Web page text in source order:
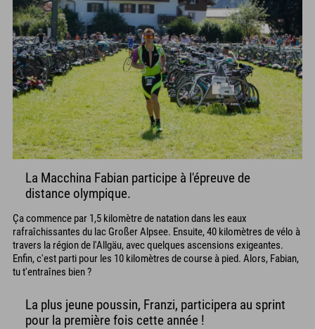
La Macchina Fabian participe à l'épreuve de
distance olympique.
Ça commence par 1,5 kilomètre de natation dans les eaux
rafraîchissantes du lac Großer Alpsee. Ensuite, 40 kilomètres de vélo à
travers la région de l'Allgäu, avec quelques ascensions exigeantes.
Enfin, c'est parti pour les 10 kilomètres de course à pied. Alors, Fabian,
tu t'entraînes bien ?
La plus jeune poussin, Franzi, participera au sprint
pour la première fois cette année !